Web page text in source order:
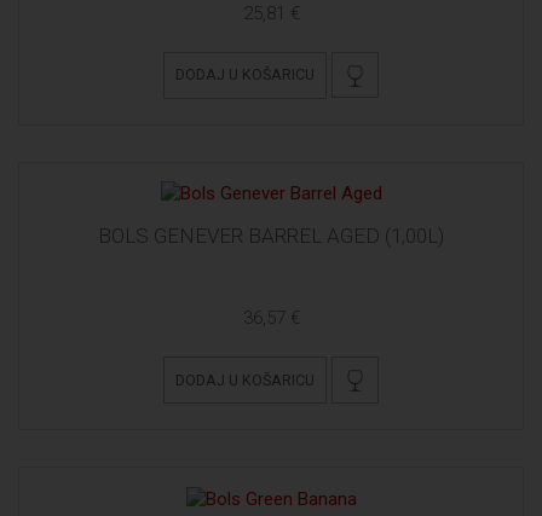
25,81 €
DODAJ U KOŠARICU
BOLS GENEVER BARREL AGED (1,00L)
36,57 €
DODAJ U KOŠARICU